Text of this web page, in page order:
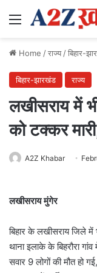
Menu
Home /राज्य/बिहार-
बिहार-झारखंड राज्य
लखीसराय में
को टक्कर
A2Z Khabar
लखीसराय मुंगेर
बिहार के लखीसराय जिले में
थाना इलाके के बिहरौरा
सवार 9 लोगों की मौत हो